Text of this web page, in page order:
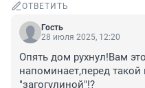
ОТВЕТИТЬ
Гость
28 июля 2025, 12:20
Опять дом рухнул!Вам
напоминает,перед такой
"загогулиной"!?